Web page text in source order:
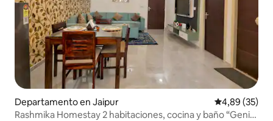
Departamento en Jaipur Calificación
4,89 (35)
Rashmika Homestay 2 habitaciones, cocina y baño “Genial